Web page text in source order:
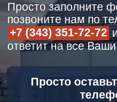
Просто заполните
позвоните нам по
+7 (343) 351-72-72
ответит на все
Просто